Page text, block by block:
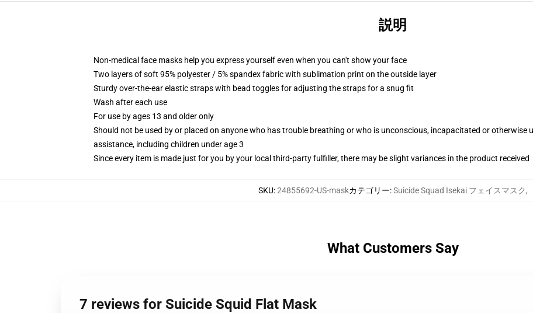
説明
Non-medical face masks help you express yourself even when you can't show your face
Two layers of soft 95% polyester / 5% spandex fabric with sublimation print on the outside layer
Sturdy over-the-ear elastic straps with bead toggles for adjusting the straps for a snug fit
Wash after each use
For use by ages 13 and older only
Should not be used by or placed on anyone who has trouble breathing or who is unconscious, incapacitated or otherwise
assistance, including children under age 3
Since every item is made just for you by your local third-party fulfiller, there may be slight variances in the product received
SKU:24855692-US-maskカテゴリー:Suicide Squad Isekai フェイスマスク,
What Customers Say
7 reviews for Suicide Squid Flat Mask